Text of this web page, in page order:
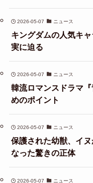
2026-05-07 ニュース
キングダムの人気キ
実に迫る
2026-05-07 ニュース
韓流ロマンスドラマ
めのポイント
2026-05-07 ニュース
保護された幼獣、イ
なった驚きの正体
2026-05-07 ニュース